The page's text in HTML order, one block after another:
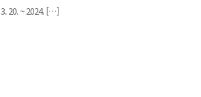
20. ~ 2024. […]